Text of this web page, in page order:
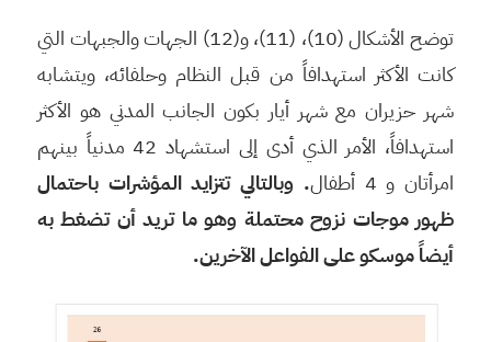
توضح الأشكال (10)، (11)، و(12) الجهات والجبهات التي
كانت الأكثر استهدافاً من قبل النظام وحلفائه، ويتشابه
شهر حزيران مع شهر أيار بكون الجانب المدني هو الأكثر
استهدافاً، الأمر الذي أدى إلى استشهاد 42 مدنياً بينهم
امرأتان و 4 أطفال
. وبالتالي تتزايد المؤشرات باحتمال
ظهور موجات نزوح محتملة وهو ما تريد أن تضغط به
أيضاً موسكو على الفواعل الآخرين.